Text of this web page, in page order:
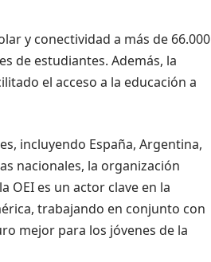
y conectividad a más de 66.000
de estudiantes. Además, la
el acceso a la educación a
incluyendo España, Argentina,
nacionales, la organización
OEI es un actor clave en la
trabajando en conjunto con
mejor para los jóvenes de la